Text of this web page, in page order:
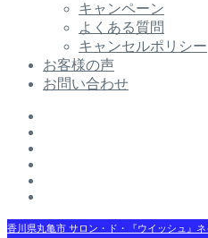
キャンペーン
よくある質問
キャンセルポリシー
お客様の声
お問い合わせ
香川県丸亀市 サロン・ド・『ウイッシュ』